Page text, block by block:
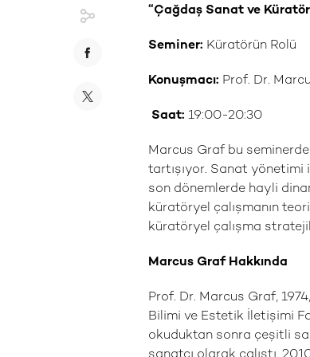
“Çağdaş Sanat ve
Seminer: Küratörün Rolü
Konuşmacı: Prof. Dr.
Saat: 19:00-20:30
Marcus Graf bu
tartışıyor. Sanat
son dönemlerde hayli
küratöryel çalışmanın
küratöryel çalışma
Marcus Graf Hakkında
Prof. Dr. Marcus Graf,
Bilimi ve Estetik İletişimi
okuduktan sonra çeşitli